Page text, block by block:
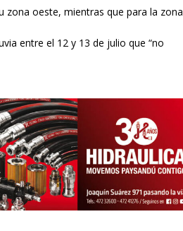
zona oeste, mientras que para la zona
entre el 12 y 13 de julio que “no